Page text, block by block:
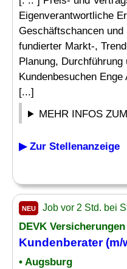
Eigenverantwortliche
Geschäftschancen
fundierter Markt-,
Planung,
Kundenbesuchen
[...]
MEHR INFOS
▶ Zur Stellenanzeige
NEU Job vor 2 Std. bei
DEVK Versicherungen
Kundenberater
• Augsburg